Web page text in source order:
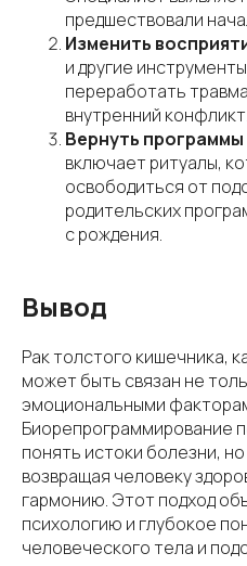
предшествовали
Изменить
и другие
переработать
внутренний конфликт.
Вернуть
включает ритуалы,
освободиться от
родительских
с рождения.
Вывод
Рак толстого кишечника,
может быть связан не
эмоциональными
Биорепрограммирование
понять истоки болезни,
возвращая человеку
гармонию. Этот подход
психологию и глубокое
человеческого тела и